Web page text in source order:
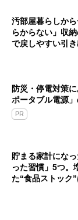
汚部屋暮らしか
らからない」収
で戻しやすい引
防災・停電対策
ポータブル電源
PR
貯まる家計にな
った習慣」5つ。
た“食品ストック